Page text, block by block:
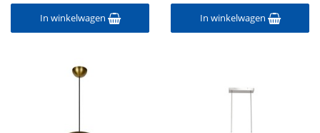
In winkelwagen In winkelwagen